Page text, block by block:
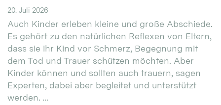
20. Juli 2026
Auch Kinder erleben kleine und große Abschiede.
Es gehört zu den natürlichen Reflexen von Eltern,
dass sie ihr Kind vor Schmerz, Begegnung mit
dem Tod und Trauer schützen möchten. Aber
Kinder können und sollten auch trauern, sagen
Experten, dabei aber begleitet und unterstützt
werden. ...